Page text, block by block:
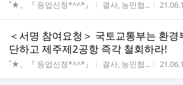
게시판명
˚★。『 등업신청*^^*』 작성자
결사, 농민협... 작성
＜서명 참여요청＞ 국토교통부는 환경
단하고 제주제2공항 즉각 철회하라!
게시판명
˚★。『 등업신청*^^*』 작성자
결사, 농민협... 작성